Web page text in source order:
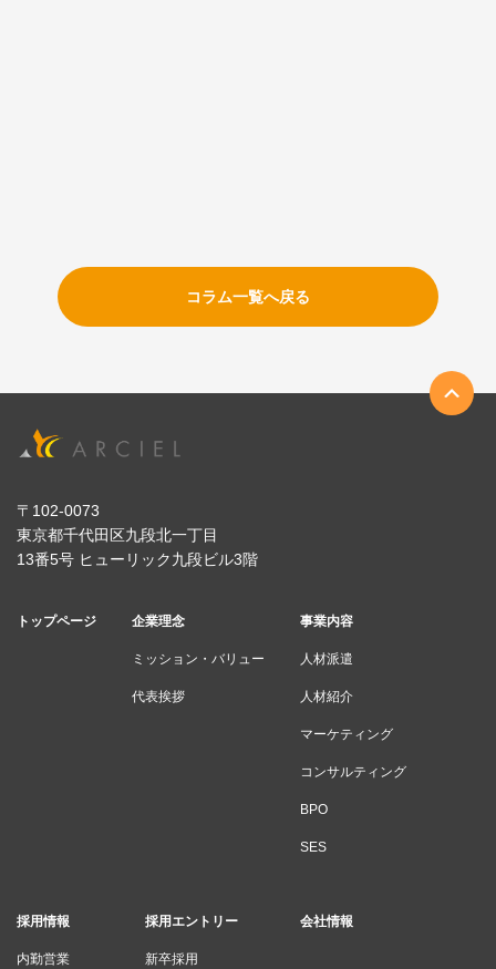
コラム一覧へ戻る
〒102-0073
東京都千代田区九段北一丁目
13番5号 ヒューリック九段ビル3階
トップページ 企業理念
ミッション・バリュー
代表挨拶
事業内容
人材派遣
人材紹介
マーケティング
コンサルティング
BPO
SES
採用情報
内勤営業
採用エントリー
新卒採用
会社情報